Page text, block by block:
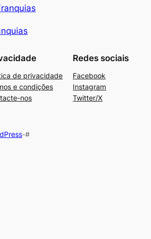
de privacidade
e condições
nos
Redes sociais
Facebook
Instagram
Twitter/X
-#